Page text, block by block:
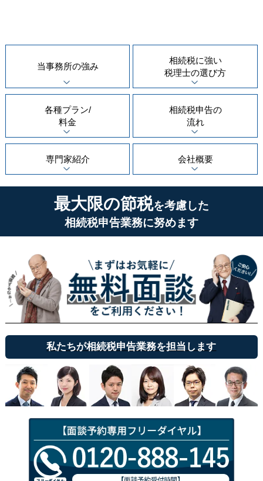
当事務所の強み
相続税に強い
税理士の選び方
各種プラン/
料金
相続税申告の
流れ
専門家紹介 会社概要
最大限の節税を考慮した
相続税申告業務に努めます
私たちが相続税申告業務を担当します